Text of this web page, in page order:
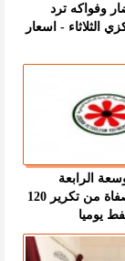
وفواكه ترد
الثلاثاء - اسعار
الرابعة
ستمكن المصفاة من تكرير 120
يوميا